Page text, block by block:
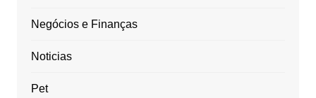
Negócios e Finanças
Noticias
Pet